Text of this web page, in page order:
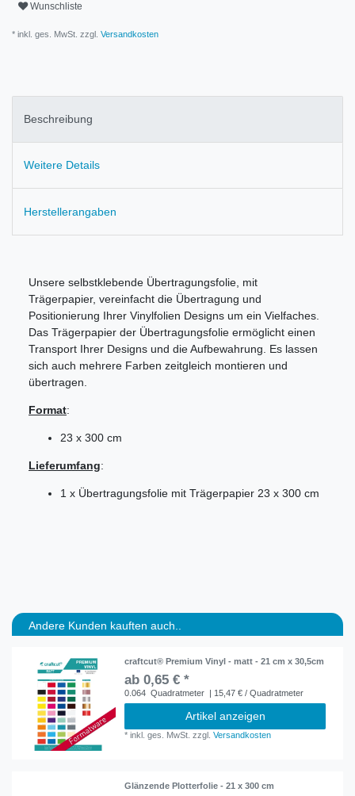
Wunschliste
* inkl. ges. MwSt. zzgl. Versandkosten
Beschreibung
Weitere Details
Herstellerangaben
Unsere selbstklebende Übertragungsfolie, mit
Trägerpapier, vereinfacht die Übertragung und
Positionierung Ihrer Vinylfolien Designs um ein Vielfaches.
Das Trägerpapier der Übertragungsfolie ermöglicht einen
Transport Ihrer Designs und die Aufbewahrung. Es lassen
sich auch mehrere Farben zeitgleich montieren und
übertragen.
Format:
23 x 300 cm
Lieferumfang:
1 x Übertragungsfolie mit Trägerpapier 23 x 300 cm
Andere Kunden kauften auch..
craftcut® Premium Vinyl - matt - 21 cm x 30,5cm
ab 0,65 € *
0.064 Quadratmeter | 15,47 € / Quadratmeter
Artikel anzeigen
*inkl. ges. MwSt. zzgl.Versandkosten
Glänzende Plotterfolie - 21 x 300 cm